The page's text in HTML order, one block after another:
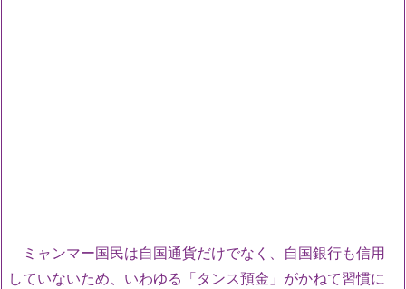
ミャンマー国民は自国通貨だけでなく、自国銀行も信用
していないため、いわゆる「タンス預金」がかねて習慣に